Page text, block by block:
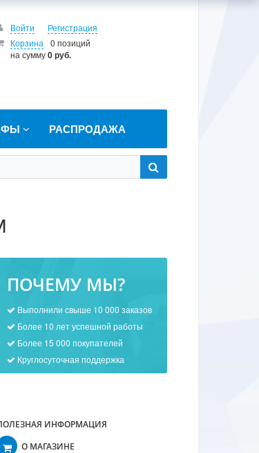
Войти
Регистрация
Корзина
0 позиций
на сумму0 руб.
РАСПРОДАЖА
ПОЧЕМУ МЫ?
Выполнили свыше 10 000 заказов
Более 10 лет успешной работы
Более 15 000 покупателей
Круглосуточная поддержка
ИНФОРМАЦИЯ
О МАГАЗИНЕ